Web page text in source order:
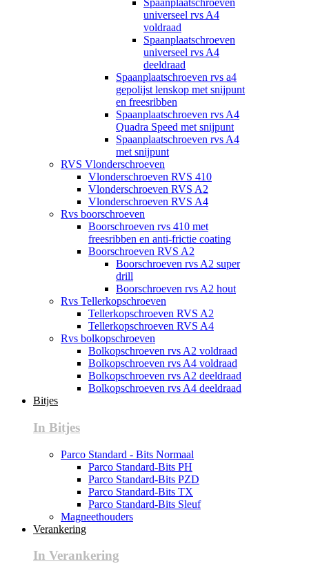
Spaanplaatschroeven
universeel rvs A4
voldraad
Spaanplaatschroeven
universeel rvs A4
deeldraad
Spaanplaatschroeven rvs a4
gepolijst lenskop met snijpunt
en freesribben
Spaanplaatschroeven rvs A4
Quadra Speed met snijpunt
Spaanplaatschroeven rvs A4
met snijpunt
RVS Vlonderschroeven
Vlonderschroeven RVS 410
Vlonderschroeven RVS A2
Vlonderschroeven RVS A4
Rvs boorschroeven
Boorschroeven rvs 410 met
freesribben en anti-frictie coating
Boorschroeven RVS A2
Boorschroeven rvs A2 super
drill
Boorschroeven rvs A2 hout
Rvs Tellerkopschroeven
Tellerkopschroeven RVS A2
Tellerkopschroeven RVS A4
Rvs bolkopschroeven
Bolkopschroeven rvs A2 voldraad
Bolkopschroeven rvs A4 voldraad
Bolkopschroeven rvs A2 deeldraad
Bolkopschroeven rvs A4 deeldraad
Bitjes
In Bitjes
Parco Standard - Bits Normaal
Parco Standard-Bits PH
Parco Standard-Bits PZD
Parco Standard-Bits TX
Parco Standard-Bits Sleuf
Magneethouders
Verankering
In Verankering